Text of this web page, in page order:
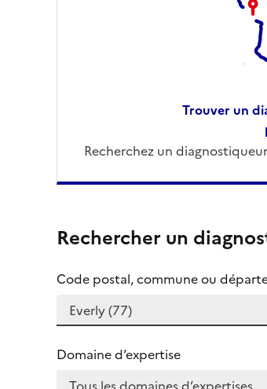
Trouver un
Recherchez un
Rechercher un
Code postal, commune ou
Domaine d’expertise